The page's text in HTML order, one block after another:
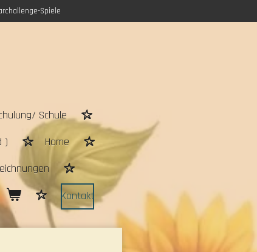
Spiele
Schule
)
Home
Kontakt